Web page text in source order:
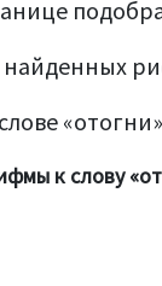
найденных
к слову